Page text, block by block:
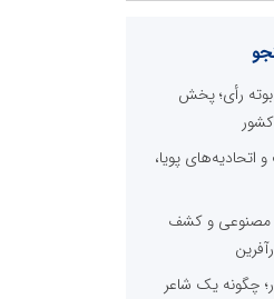
۱۴۰۴ کالبر در بوته رأی؛ پخش
اتحادیه‌های پویا،
مصنوعی و کشف
چگونه یک شاعر